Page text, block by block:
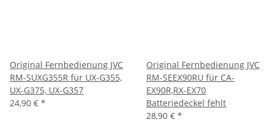
Original Fernbedienung JVC
RM-SUXG355R für UX-G355,
UX-G375, UX-G357
24,90 € *
Original Fernbedienung JVC
RM-SEEX90RU für CA-
EX90R,RX-EX70
Batteriedeckel fehlt
28,90 € *